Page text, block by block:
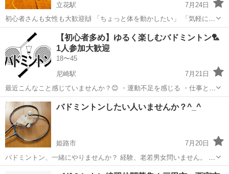
立花駅
7月24日
初心者さんも女性も大歓迎🙌 「ちょっと体を動かしたい」 「気軽にス
ポーツ楽しみたい」 そんな人にぴったりです😊 ラリーが続かなくても
OK！ スマッシュよりもナイススマイル✨ まずはゆる〜く羽を追いか
けながら、 楽しくリフ...
尼崎市 立花駅 バドミントン
【初心者多め】ゆるく楽しむバドミントン🏸
1人参加大歓迎
18〜45
尼崎駅
7月21日
最近こんなこと感じていませんか？😊 ・運動不足を感じる ・仕事と家
の往復になりがち ・社会人になって友達が減った ・休日をもっと充実
させたい ・新しいコミュニティに入りたい 昔は学校や地域など、 自
然と人と関わる機会が多...
兵庫 尼崎市 尼崎駅 バドミントン
バドミントンしたい人いませんか？^_^
姫路市
7月20日
バドミントン、一緒にやりませんか？ 経験、老若男女問いません。 楽
しんで出来る方なら、どなたでも大歓迎です^_^ 気になった方は気軽
バドミントン い人